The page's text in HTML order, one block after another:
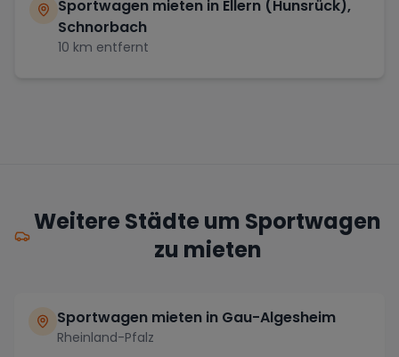
Sportwagen mieten in Ellern (Hunsrück),
Schnorbach
10 km entfernt
Weitere Städte um Sportwagen
zu mieten
Sportwagen mieten in Gau-Algesheim
Rheinland-Pfalz